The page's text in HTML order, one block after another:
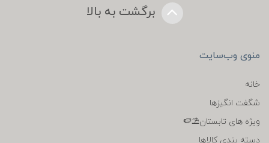
برگشت به بالا
منوی وب‌سایت
خانه
شگفت انگیزها
ویژه های تابستان⛱️🍉
دسته بندی کالاها